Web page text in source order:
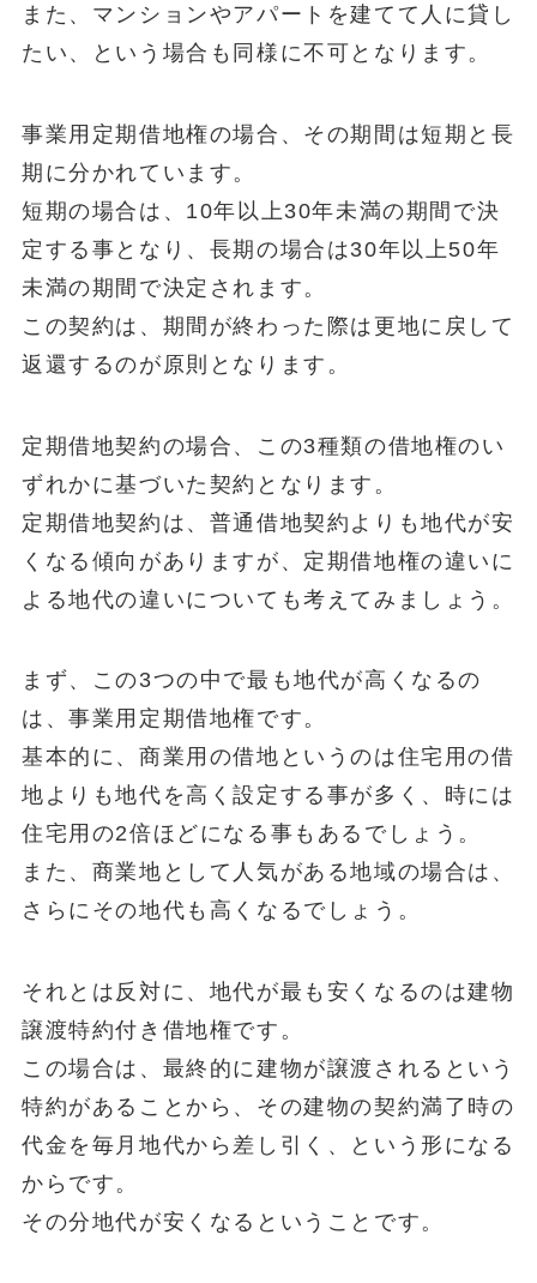
また、マンションやアパートを建てて人に貸し
たい、という場合も同様に不可となります。
事業用定期借地権の場合、その期間は短期と長
期に分かれています。
短期の場合は、10年以上30年未満の期間で決
定する事となり、長期の場合は30年以上50年
未満の期間で決定されます。
この契約は、期間が終わった際は更地に戻して
返還するのが原則となります。
定期借地契約の場合、この3種類の借地権のい
ずれかに基づいた契約となります。
定期借地契約は、普通借地契約よりも地代が安
くなる傾向がありますが、定期借地権の違いに
よる地代の違いについても考えてみましょう。
まず、この3つの中で最も地代が高くなるの
は、事業用定期借地権です。
基本的に、商業用の借地というのは住宅用の借
地よりも地代を高く設定する事が多く、時には
住宅用の2倍ほどになる事もあるでしょう。
また、商業地として人気がある地域の場合は、
さらにその地代も高くなるでしょう。
それとは反対に、地代が最も安くなるのは建物
譲渡特約付き借地権です。
この場合は、最終的に建物が譲渡されるという
特約があることから、その建物の契約満了時の
代金を毎月地代から差し引く、という形になる
からです。
その分地代が安くなるということです。